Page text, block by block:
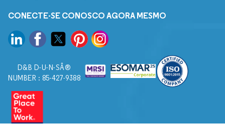
CONECTE-SE CONOSCO AGORA MESMO
D&B D-U-N-SÂ®
NUMBER : 85-427-9388